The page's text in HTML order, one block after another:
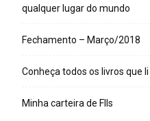
qualquer lugar do mundo
Fechamento – Março/2018
Conheça todos os livros que
Minha carteira de FIIs